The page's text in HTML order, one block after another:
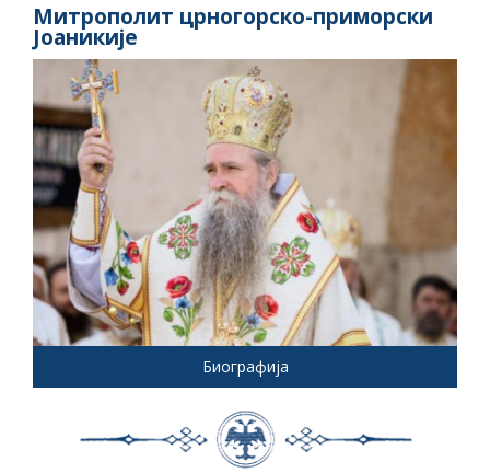
Митрополит црногорско-приморски
Јоаникије
Биографија